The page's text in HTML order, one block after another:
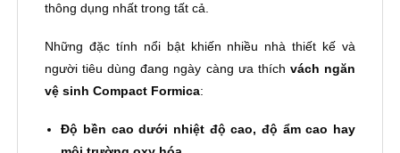
thông dụng nhất trong tất cả.
Những đặc tính nổi bật khiến nhiều nhà thiết kế và
người tiêu dùng đang ngày càng ưa thích vách ngăn
vệ sinh Compact Formica:
Độ bền cao dưới nhiệt độ cao, độ ẩm cao hay